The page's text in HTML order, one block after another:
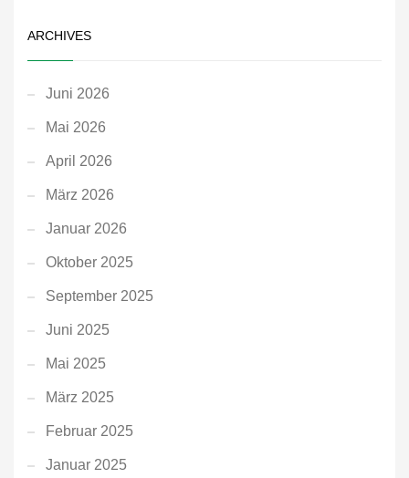
ARCHIVES
Juni 2026
Mai 2026
April 2026
März 2026
Januar 2026
Oktober 2025
September 2025
Juni 2025
Mai 2025
März 2025
Februar 2025
Januar 2025